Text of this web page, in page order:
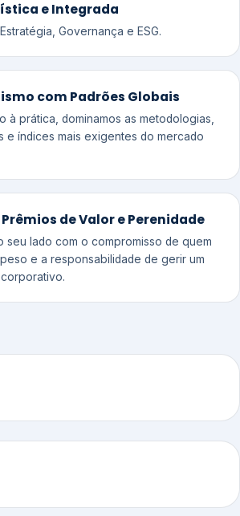
e Integrada
Governança e ESG.
com Padrões Globais
à prática, dominamos as metodologias,
e índices mais exigentes do mercado
de Valor e Perenidade
seu lado com o compromisso de quem
e a responsabilidade de gerir um